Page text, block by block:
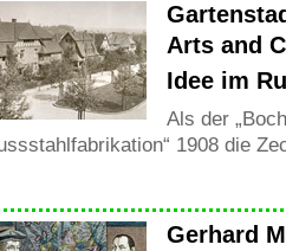
Arts and
Idee im
Als der
1908 die
Gerhard